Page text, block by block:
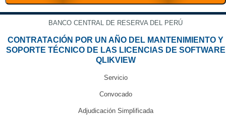
BANCO CENTRAL DE RESERVA DEL PERÚ
CONTRATACIÓN POR UN AÑO DEL MANTENIMIENTO Y
SOPORTE TÉCNICO DE LAS LICENCIAS DE SOFTWARE
QLIKVIEW
Servicio
Convocado
Adjudicación Simplificada